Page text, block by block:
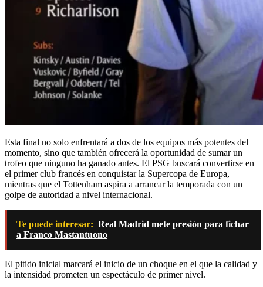
Esta final no solo enfrentará a dos de los equipos más potentes del
momento, sino que también ofrecerá la oportunidad de sumar un
trofeo que ninguno ha ganado antes. El PSG buscará convertirse en
el primer club francés en conquistar la Supercopa de Europa,
mientras que el Tottenham aspira a arrancar la temporada con un
golpe de autoridad a nivel internacional.
Te puede interesar: Real Madrid mete presión para fichar
a Franco Mastantuono
El pitido inicial marcará el inicio de un choque en el que la calidad y
la intensidad prometen un espectáculo de primer nivel.